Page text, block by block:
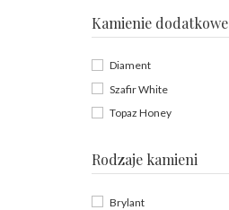
Kamienie dodatkowe
Diament
Szafir White
Topaz Honey
Rodzaje kamieni
Brylant